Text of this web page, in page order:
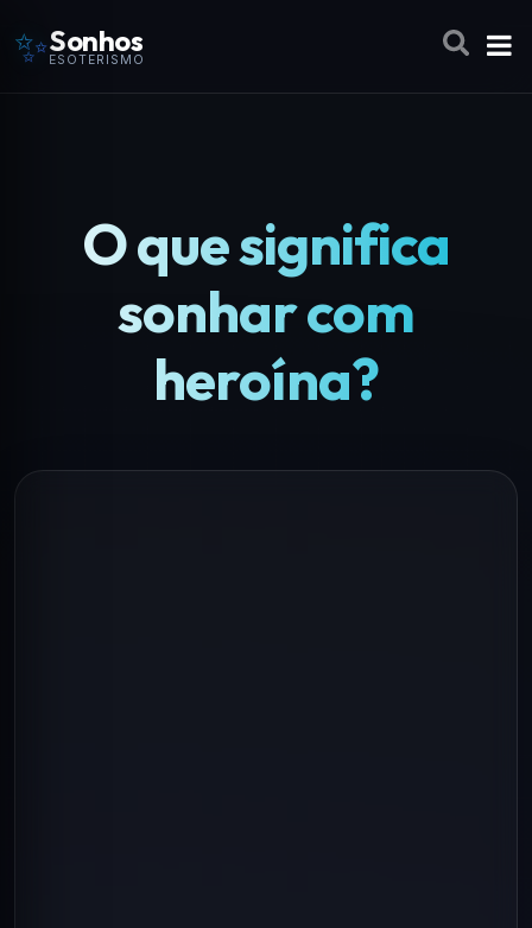
✨Sonhos
ESOTERISMO
O que significa
sonhar com
heroína?